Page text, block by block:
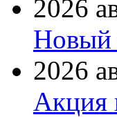
2026
Новый
2026
Акция